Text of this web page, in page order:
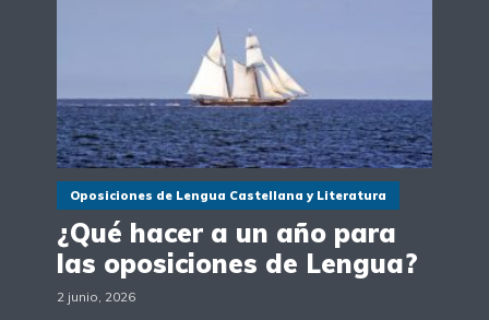
Oposiciones de Lengua Castellana y Literatura
¿Qué hacer a un año para
las oposiciones de Lengua?
2 junio, 2026